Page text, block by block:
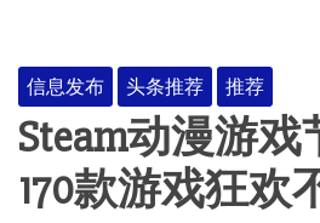
信息发布 头条推荐 推荐
Steam动漫游
170款游戏狂欢